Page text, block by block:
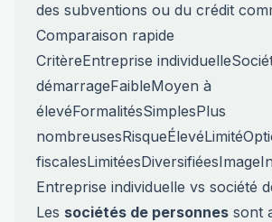
des subventions ou du crédit
Comparaison rapide
CritèreEntreprise
démarrageFaibleMoyen à
élevéFormalitésSimplesPlus
Entreprise individuelle vs société
Les sociétés de personnes sont